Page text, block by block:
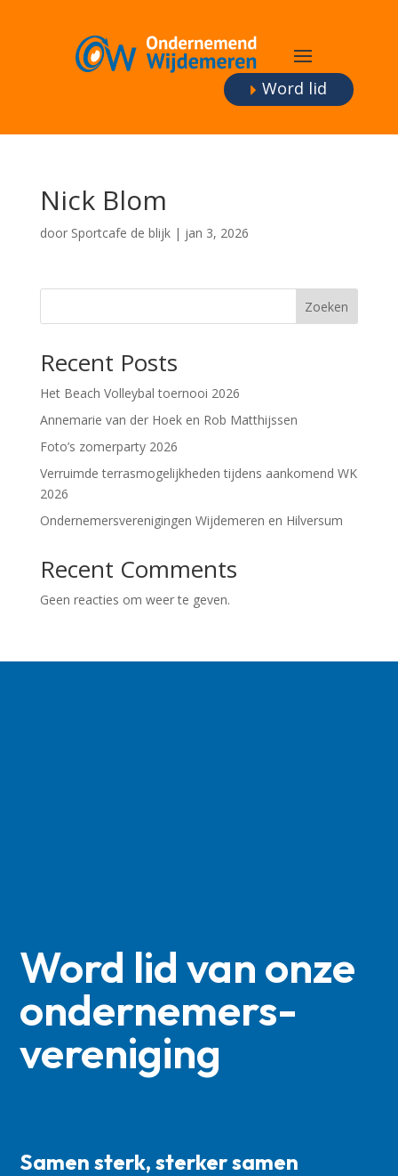
Word lid
Nick Blom
door Sportcafe de blijk| jan 3, 2026
Zoeken
Recent Posts
Het Beach Volleybal toernooi 2026
Annemarie van der Hoek en Rob Matthijssen
Foto’s zomerparty 2026
Verruimde terrasmogelijkheden tijdens aankomend WK
2026
Ondernemersverenigingen Wijdemeren en Hilversum
Recent Comments
Geen reacties om weer te geven.
Word lid van onze
ondernemers­
vereniging
Samen sterk, sterker samen